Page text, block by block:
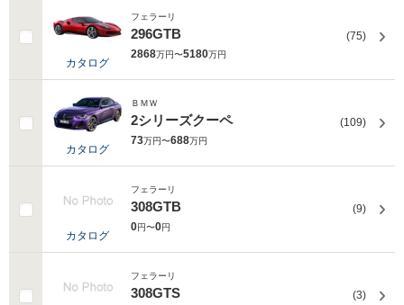
カタログ
フェラーリ
296GTB
2868万円〜5180万円
(75)
カタログ
ＢＭＷ
2シリーズクーペ
73万円〜688万円
(109)
カタログ
フェラーリ
308GTB
0円〜0円
(9)
フェラーリ
308GTS (3)